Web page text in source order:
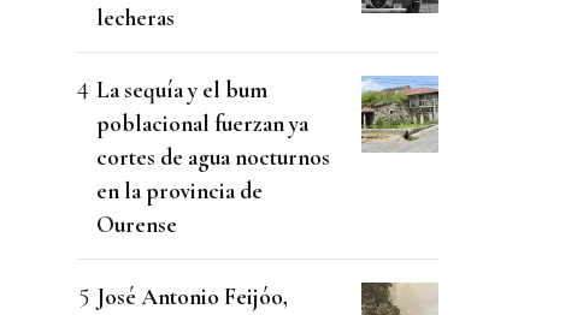
lecheras
La sequía y el bum
poblacional fuerzan ya
cortes de agua nocturnos
en la provincia de
Ourense
José Antonio Feijóo,